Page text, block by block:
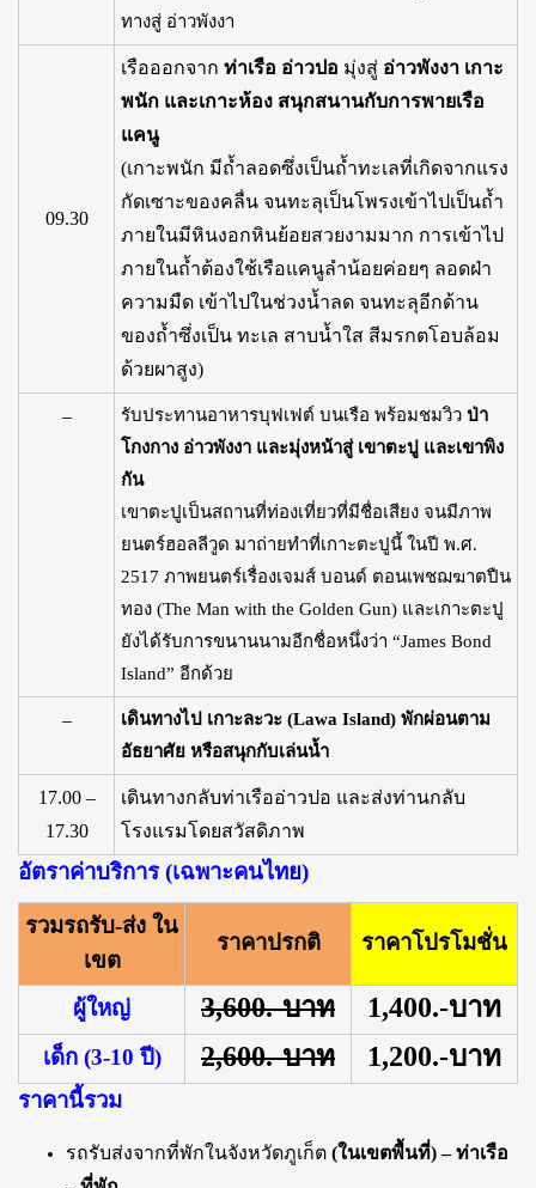
ทางสู่ อ่าวพังงา
09.30
เรือออกจาก ท่าเรือ อ่าวปอ มุ่งสู่ อ่าวพังงา เกาะ
พนัก และเกาะห้อง สนุกสนานกับการพายเรือ
แคนู
(เกาะพนัก มีถ้ำลอดซึ่งเป็นถ้ำทะเลที่เกิดจากแรง
กัดเซาะของคลื่น จนทะลุเป็นโพรงเข้าไปเป็นถ้ำ
ภายในมีหินงอกหินย้อยสวยงามมาก การเข้าไป
ภายในถ้ำต้องใช้เรือแคนูลำน้อยค่อยๆ ลอดฝ่า
ความมืด เข้าไปในช่วงน้ำลด จนทะลุอีกด้าน
ของถ้ำซึ่งเป็น ทะเล สาบน้ำใส สีมรกตโอบล้อม
ด้วยผาสูง)
– รับประทานอาหารบุฟเฟต์ บนเรือ พร้อมชมวิว ป่า
โกงกาง อ่าวพังงา และมุ่งหน้าสู่ เขาตะปู และเขาพิง
กัน
เขาตะปูเป็นสถานที่ท่องเที่ยวที่มีชื่อเสียง จนมีภาพ
ยนตร์ฮอลลีวูด มาถ่ายทำที่เกาะตะปูนี้ ในปี พ.ศ.
2517 ภาพยนตร์เรื่องเจมส์ บอนด์ ตอนเพชฌฆาตปืน
ทอง (The Man with the Golden Gun) และเกาะตะปู
ยังได้รับการขนานนามอีกชื่อหนึ่งว่า “James Bond
Island” อีกด้วย
–
เดินทางไป เกาะละวะ (Lawa Island) พักผ่อนตาม
อัธยาศัย หรือสนุกกับเล่นน้ำ
17.00 –
17.30
เดินทางกลับท่าเรืออ่าวปอ และส่งท่านกลับ
โรงแรมโดยสวัสดิภาพ
อัตราค่าบริการ (เฉพาะคนไทย)
รวมรถรับ-ส่ง ใน
เขต
ราคาปรกติ ราคาโปรโมชั่น
ผู้ใหญ่ 3,600.-บาท 1,400.-บาท
เด็ก (3-10 ปี) 2,600.-บาท 1,200.-บาท
ราคานี้รวม
รถรับส่งจากที่พักในจังหวัดภูเก็ต (ในเขตพื้นที่) – ท่าเรือ